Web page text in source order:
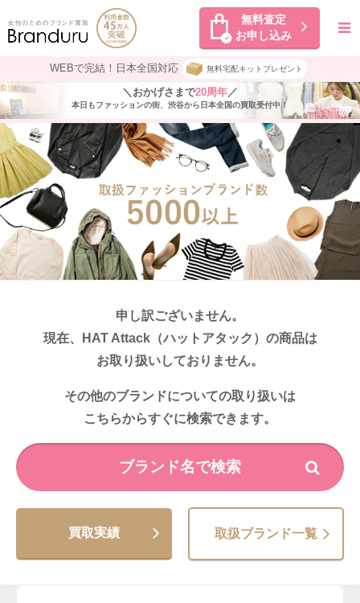
無料査定
お申し込み
WEBで完結！日本全国対応 無料宅配キットプレゼント
＼おかげさまで20周年／
本日もファッションの街、渋谷から日本全国の買取受付中！
申し訳ございません。
現在、HAT Attack（ハットアタック）の商品は
お取り扱いしておりません。
その他のブランドについての取り扱いは
こちらからすぐに検索できます。
買取実績 取扱ブランド一覧